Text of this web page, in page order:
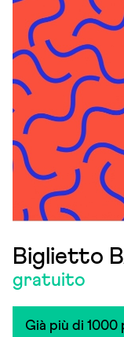
Biglietto
gratuito
Già più di